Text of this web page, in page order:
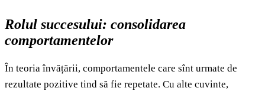
Rolul succesului: consolidarea
comportamentelor
În teoria învățării, comportamentele care sînt urmate de
rezultate pozitive tind să fie repetate. Cu alte cuvinte,